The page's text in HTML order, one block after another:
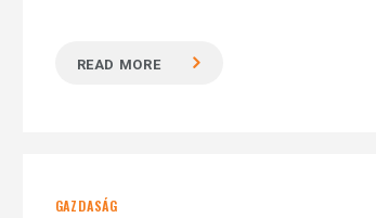
READ MORE
GAZDASÁG